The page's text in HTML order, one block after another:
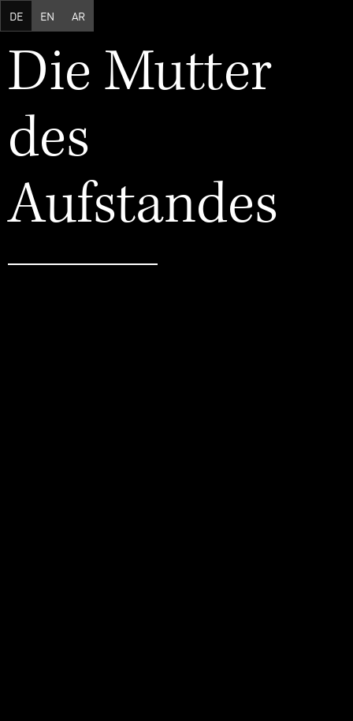
DE
EN AR
Die Mutter
des
Aufstandes